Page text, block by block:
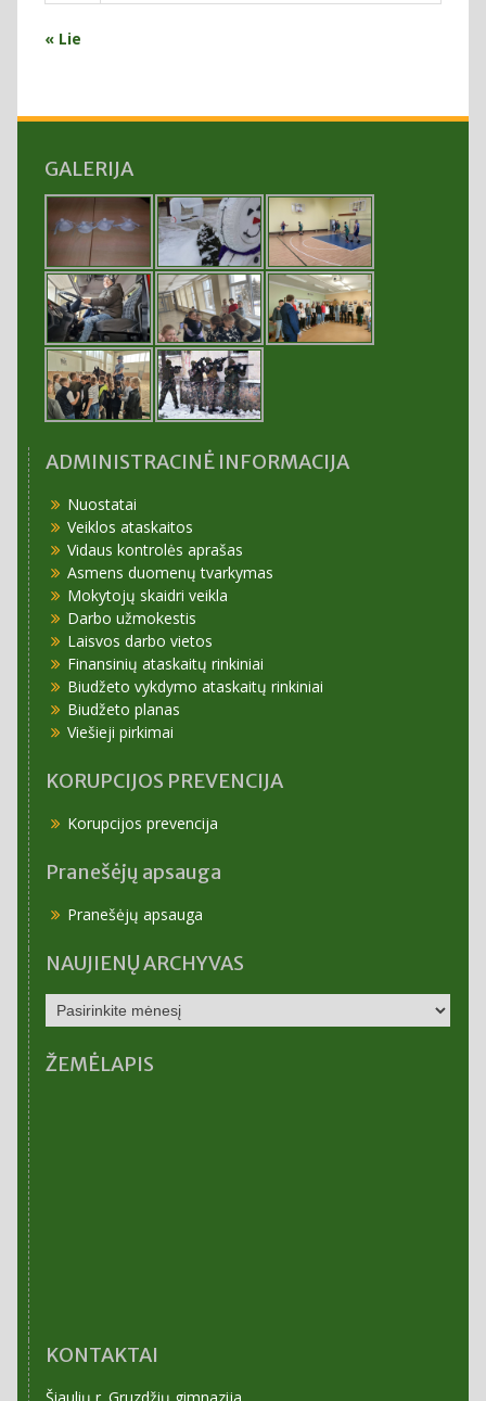
« Lie
GALERIJA
ADMINISTRACINĖ INFORMACIJA
Nuostatai
Veiklos ataskaitos
Vidaus kontrolės aprašas
Asmens duomenų tvarkymas
Mokytojų skaidri veikla
Darbo užmokestis
Laisvos darbo vietos
Finansinių ataskaitų rinkiniai
Biudžeto vykdymo ataskaitų rinkiniai
Biudžeto planas
Viešieji pirkimai
KORUPCIJOS PREVENCIJA
Korupcijos prevencija
Pranešėjų apsauga
Pranešėjų apsauga
NAUJIENŲ ARCHYVAS
NAUJIENŲ
ARCHYVAS
ŽEMĖLAPIS
KONTAKTAI